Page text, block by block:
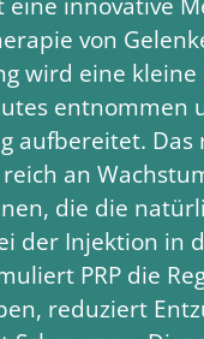
von
wird eine kleine
entnommen
aufbereitet.
an
die die
der Injektion in
PRP die
reduziert